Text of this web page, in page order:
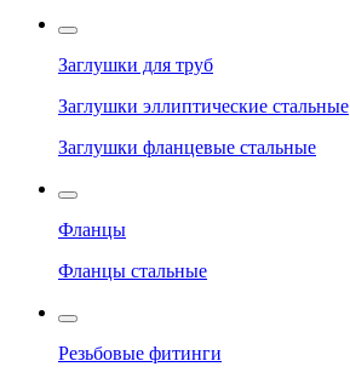
Заглушки для труб
Заглушки эллиптические стальные
Заглушки фланцевые стальные
Фланцы
Фланцы стальные
Резьбовые фитинги